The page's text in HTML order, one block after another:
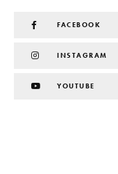
FACEBOOK
INSTAGRAM
YOUTUBE